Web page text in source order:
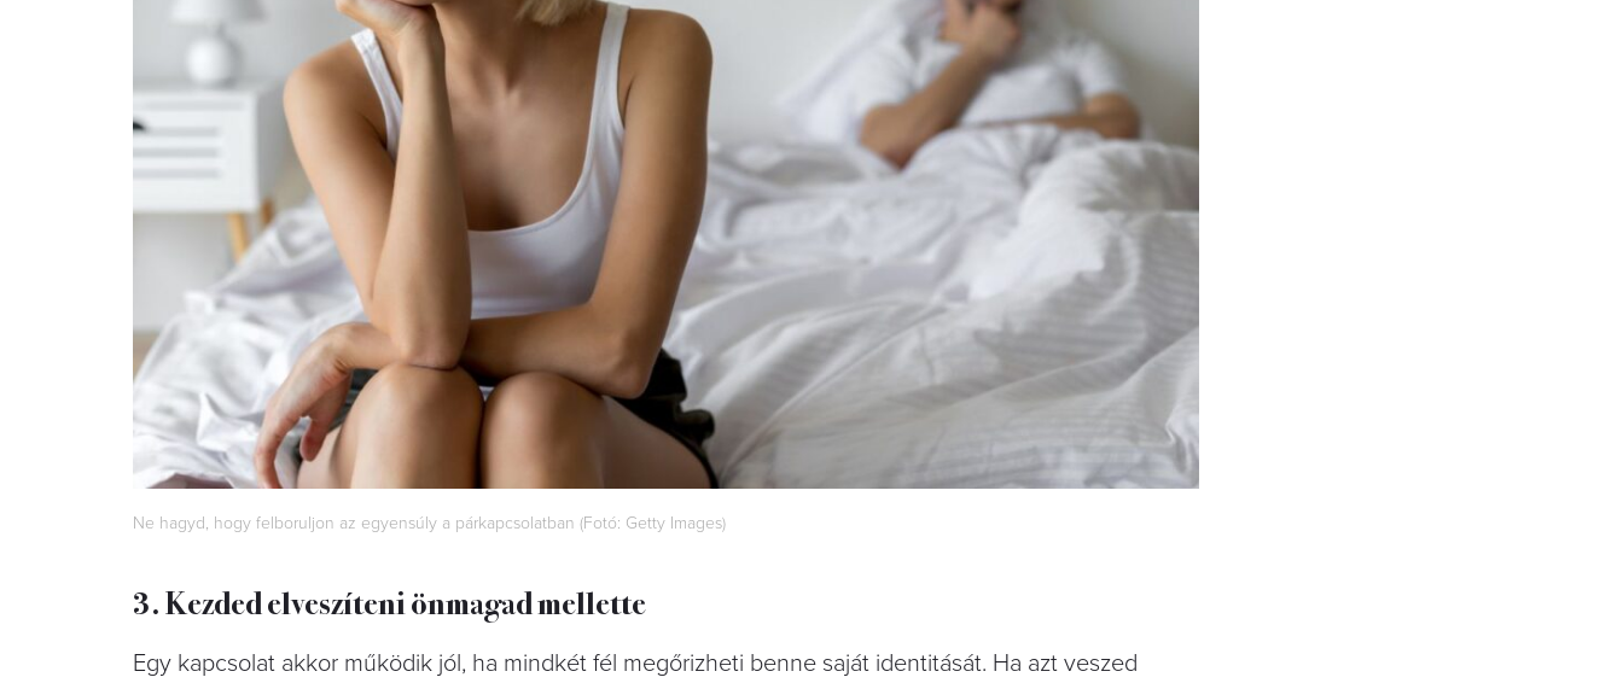
Ne hagyd, hogy felboruljon az egyensúly a párkapcsolatban (Fotó: Getty Images)
3. Kezded elveszíteni önmagad mellette
Egy kapcsolat akkor működik jól, ha mindkét fél megőrizheti benne saját identitását. Ha azt veszed